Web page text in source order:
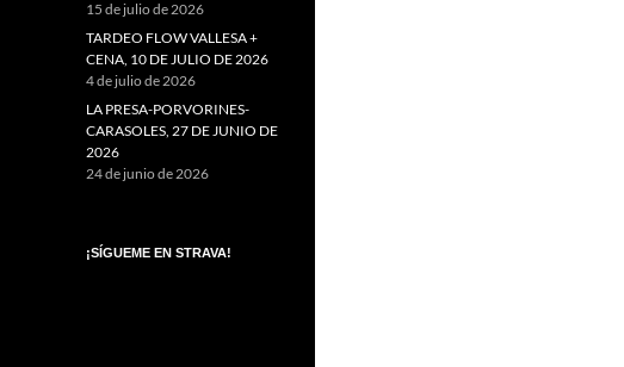
15 de julio de 2026
TARDEO FLOW VALLESA +
CENA, 10 DE JULIO DE 2026
4 de julio de 2026
LA PRESA-PORVORINES-
CARASOLES, 27 DE JUNIO DE
2026
24 de junio de 2026
¡SÍGUEME EN STRAVA!